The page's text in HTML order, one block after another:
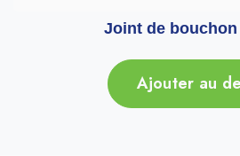
Joint de bouchon
Ajouter au